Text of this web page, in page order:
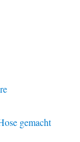
gemacht